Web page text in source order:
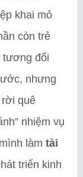
khai mỏ
còn trẻ
tương đối
nhưng
rời quê
nhiệm vụ
làm tài
triển kinh